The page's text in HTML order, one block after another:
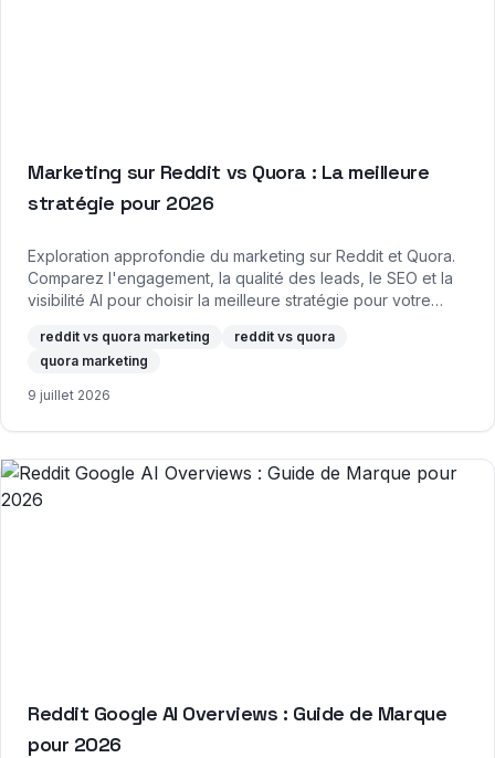
Marketing sur Reddit vs Quora : La meilleure
stratégie pour 2026
Exploration approfondie du marketing sur Reddit et Quora.
Comparez l'engagement, la qualité des leads, le SEO et la
visibilité AI pour choisir la meilleure stratégie pour votre
reddit vs quora marketing
reddit vs quora
quora marketing
9 juillet 2026
Reddit Google AI Overviews : Guide de Marque
pour 2026